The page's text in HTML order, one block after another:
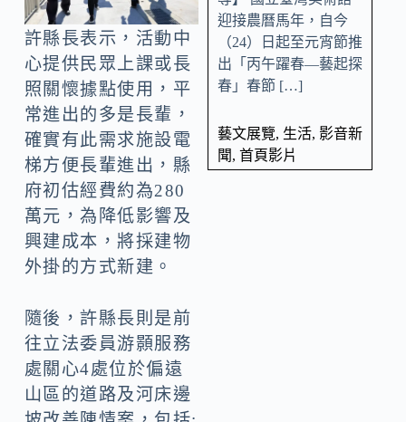
許縣長表示，活動中
心提供民眾上課或長
照關懷據點使用，平
常進出的多是長輩，
確實有此需求施設電
梯方便長輩進出，縣
府初估經費約為280
萬元，為降低影響及
興建成本，將採建物
外掛的方式新建。
隨後，許縣長則是前
往立法委員游顥服務
處關心4處位於偏遠
山區的道路及河床邊
迎接農曆馬年，自今
（24）日起至元宵節推
出「丙午躍春—藝起探
春」春節 […]
藝文展覽, 生活, 影音新
聞, 首頁影片